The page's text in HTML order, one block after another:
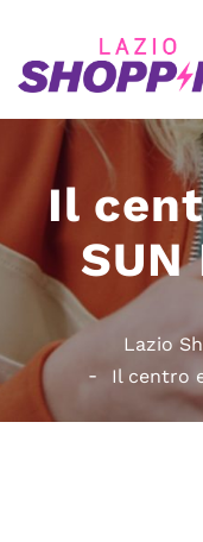
Il
SUN
Lazio
Il centro